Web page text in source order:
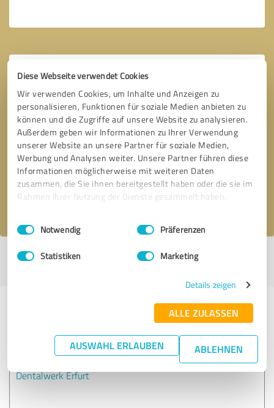
Diese Webseite verwendet Cookies
Wir verwenden Cookies, um Inhalte und Anzeigen zu
personalisieren, Funktionen für soziale Medien anbieten zu
können und die Zugriffe auf unsere Website zu analysieren.
Außerdem geben wir Informationen zu Ihrer Verwendung
unserer Website an unsere Partner für soziale Medien,
Werbung und Analysen weiter. Unsere Partner führen diese
Informationen möglicherweise mit weiteren Daten
zusammen, die Sie ihnen bereitgestellt haben oder die sie im
Rahmen Ihrer Nutzung der Dienste gesammelt haben.
Impressum Datenschutzbestimmungen
Einwilligungsauswahl
Notwendig Präferenzen
Statistiken Marketing
Details zeigen
ALLE ZULASSEN
AUSWAHL ERLAUBEN ABLEHNEN
Bitte um Rückruf * Erforderliche Angaben
Nachricht senden
Ich stimme den Datenschutzbestimmungen zu.
Profil aktiv seit 15.08.2019 | Letzte Aktualisierung: 06.08.2026
Erfahrungen zu weiteren
Anbietern aus dem Bereich Ärzte &
Heilpraktiker
Dentalwerk Erfurt